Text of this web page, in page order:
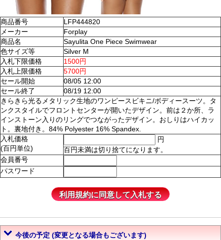
商品番号
LFP444820
メーカー
Forplay
商品名
Sayulita One Piece Swimwear
色サイズ等
Silver M
入札下限価格
1500円
入札上限価格
5700円
セール開始
08/05 12:00
セール終了
08/19 12:00
きらきら光るメタリック生地のワンピースビキニ/ボディースーツ。タ
ンクスタイルでフロントセンターが開いたデザイン。前は２か所、ラ
インストーン入りのリングでつながったデザイン。おしりはハイカッ
ト。裏地付き。84% Polyester 16% Spandex.
入札価格
(百円単位)
円
百円未満は切り捨てになります。
会員番号
パスワード
今後の予定 (変更となる場合もございます)